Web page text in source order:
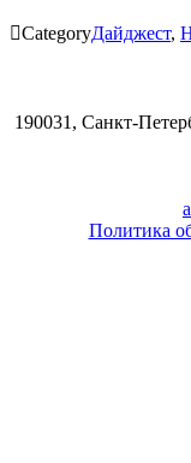
CategoryДайджест,
190031, Санкт-
Политика